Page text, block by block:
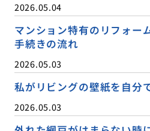
2026.05.04
マンション特有のリフォー
手続きの流れ
2026.05.03
私がリビングの壁紙を自分
2026.05.03